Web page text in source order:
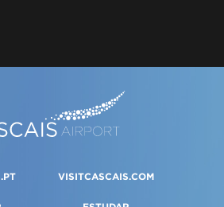
VISITCASCAIS.COM